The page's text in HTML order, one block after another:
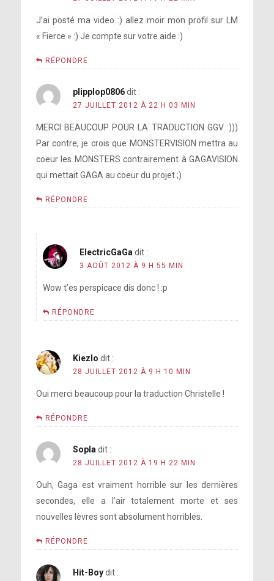
J’ai posté ma video :) allez moir mon profil sur LM
« Fierce » :) Je compte sur votre aide :)
RÉPONDRE
plipplop0806 dit :
27 JUILLET 2012 À 22 H 03 MIN
MERCI BEAUCOUP POUR LA TRADUCTION GGV :)))
Par contre, je crois que MONSTERVISION mettra au
coeur les MONSTERS contrairement à GAGAVISION
qui mettait GAGA au coeur du projet ;)
RÉPONDRE
ElectricGaGa dit :
3 AOÛT 2012 À 9 H 55 MIN
Wow t’es perspicace dis donc ! :p
RÉPONDRE
Kiezlo dit :
28 JUILLET 2012 À 9 H 10 MIN
Oui merci beaucoup pour la traduction Christelle !
RÉPONDRE
Sopla dit :
28 JUILLET 2012 À 19 H 22 MIN
Ouh, Gaga est vraiment horrible sur les dernières
secondes, elle a l’air totalement morte et ses
nouvelles lèvres sont absolument horribles.
RÉPONDRE
Hit-Boy dit :